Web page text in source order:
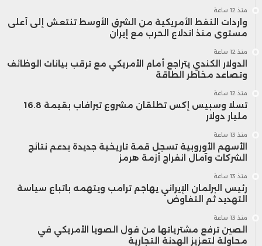
منذ 12 ساعة
واردات النفط الأمريكية من الشرق الأوسط تنتعش إلى أعلى
مستوى منذ اندلاع الحرب مع إيران
منذ 12 ساعة
الدولار الكندي يتراجع أمام الأمريكي مع ترقب بيانات الوظائف
وتصاعد مخاطر الطاقة
منذ 12 ساعة
تسلا وسبيس إكس تطلقان مشروع تيرافاب بقيمة 16.8
مليار دولار
منذ 13 ساعة
الأسهم الأوروبية تسجل قمة تاريخية جديدة بدعم نتائج
الشركات وآمال انفراج أزمة هرمز
منذ 13 ساعة
رئيس البرلمان الإيراني يهاجم ترامب ويتهمه باتباع سياسة
التهديد ثم التفاوض
منذ 13 ساعة
الصين ترفع مشترياتها من فول الصويا الأمريكي في
محاولة لتعزيز الهدنة التجارية